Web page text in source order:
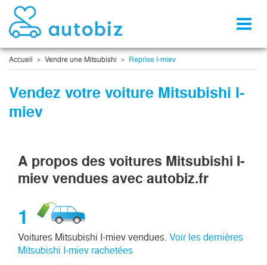
Accueil Vendre une Mitsubishi Reprise I-miev
Vendez votre voiture Mitsubishi I-
miev
A propos des voitures Mitsubishi I-
miev vendues avec autobiz.fr
1
Voitures Mitsubishi I-miev vendues. Voir les dernières
Mitsubishi I-miev rachetées